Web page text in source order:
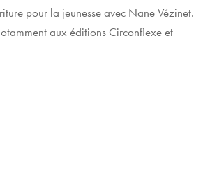
pour la jeunesse avec Nane Vézinet.
aux éditions Circonflexe et